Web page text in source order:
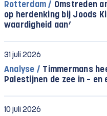
Rotterdam / Omstreden
op herdenking bij Joods
waardigheid aan’
31 juli 2026
Analyse / Timmermans
Palestijnen de zee in – en
10 juli 2026